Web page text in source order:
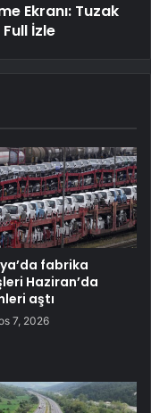
Ekranı: Tuzak
İzle
fabrika
Haziran’da
aştı
7, 2026